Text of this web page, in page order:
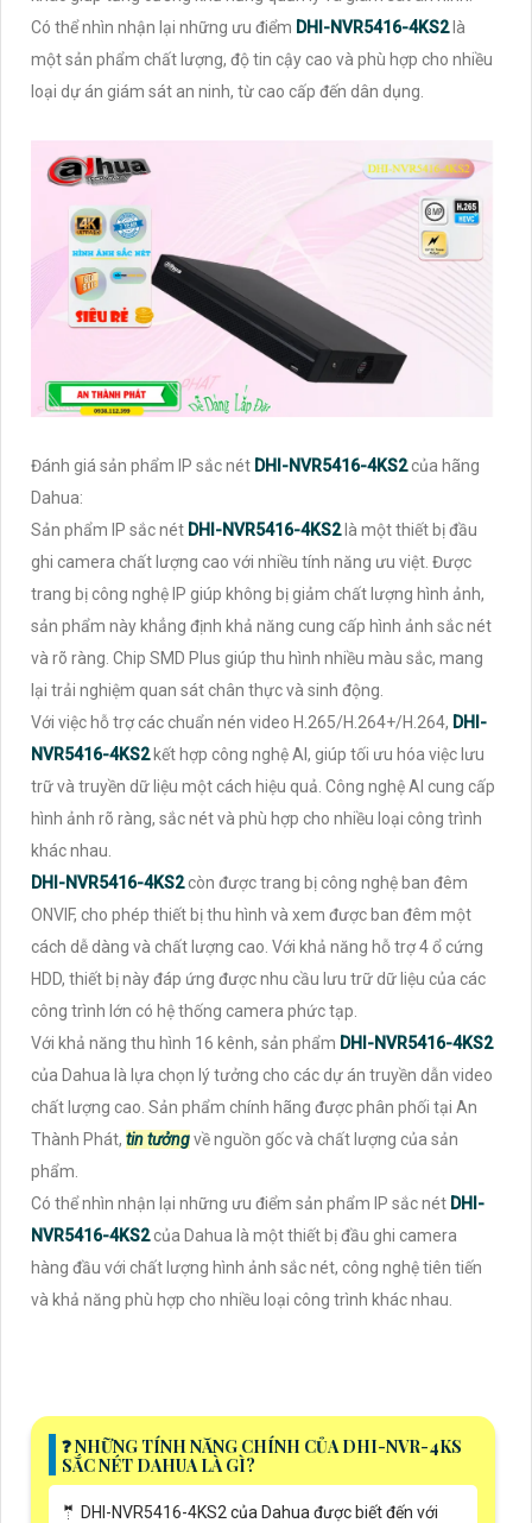
Có thể nhìn nhận lại những ưu điểm DHI-NVR5416-4KS2 là
một sản phẩm chất lượng, độ tin cậy cao và phù hợp cho nhiều
loại dự án giám sát an ninh, từ cao cấp đến dân dụng.
Đánh giá sản phẩm IP sắc nét DHI-NVR5416-4KS2của hãng
Dahua:
Sản phẩm IP sắc nét DHI-NVR5416-4KS2 là một thiết bị đầu
ghi camera chất lượng cao với nhiều tính năng ưu việt. Được
trang bị công nghệ IP giúp không bị giảm chất lượng hình ảnh,
sản phẩm này khẳng định khả năng cung cấp hình ảnh sắc nét
và rõ ràng. Chip SMD Plus giúp thu hình nhiều màu sắc, mang
lại trải nghiệm quan sát chân thực và sinh động.
Với việc hỗ trợ các chuẩn nén video H.265/H.264+/H.264, DHI-
NVR5416-4KS2 kết hợp công nghệ AI, giúp tối ưu hóa việc lưu
trữ và truyền dữ liệu một cách hiệu quả. Công nghệ AI cung cấp
hình ảnh rõ ràng, sắc nét và phù hợp cho nhiều loại công trình
khác nhau.
DHI-NVR5416-4KS2còn được trang bị công nghệ ban đêm
ONVIF, cho phép thiết bị thu hình và xem được ban đêm một
cách dễ dàng và chất lượng cao. Với khả năng hỗ trợ 4 ổ cứng
HDD, thiết bị này đáp ứng được nhu cầu lưu trữ dữ liệu của các
công trình lớn có hệ thống camera phức tạp.
Với khả năng thu hình 16 kênh, sản phẩm DHI-NVR5416-4KS2
của Dahua là lựa chọn lý tưởng cho các dự án truyền dẫn video
chất lượng cao. Sản phẩm chính hãng được phân phối tại An
Thành Phát, tin tưởngvề nguồn gốc và chất lượng của sản
phẩm.
Có thể nhìn nhận lại những ưu điểm sản phẩm IP sắc nét DHI-
NVR5416-4KS2của Dahua là một thiết bị đầu ghi camera
hàng đầu với chất lượng hình ảnh sắc nét, công nghệ tiên tiến
và khả năng phù hợp cho nhiều loại công trình khác nhau.
❓ NHỮNG TÍNH NĂNG CHÍNH CỦA DHI-NVR-4KS
SẮC NÉT DAHUA LÀ GÌ?
🤵 DHI-NVR5416-4KS2 của Dahua được biết đến với